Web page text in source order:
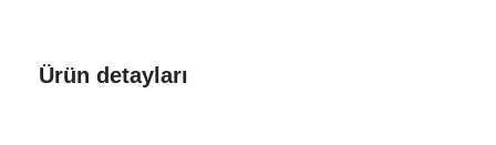
Ürün detayları